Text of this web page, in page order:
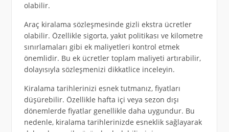
olabilir.
Araç kiralama sözleşmesinde gizli ekstra ücretler
olabilir. Özellikle sigorta, yakıt politikası ve kilometre
sınırlamaları gibi ek maliyetleri kontrol etmek
önemlidir. Bu ek ücretler toplam maliyeti artırabilir,
dolayısıyla sözleşmenizi dikkatlice inceleyin.
Kiralama tarihlerinizi esnek tutmanız, fiyatları
düşürebilir. Özellikle hafta içi veya sezon dışı
dönemlerde fiyatlar genellikle daha uygundur. Bu
nedenle, kiralama tarihlerinizde esneklik sağlayarak